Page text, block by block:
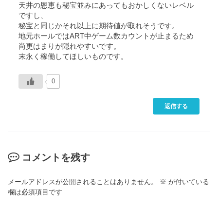
天井の恩恵も秘宝並みにあってもおかしくないレベル
ですし、
秘宝と同じかそれ以上に期待値が取れそうです。
地元ホールではART中ゲーム数カウントが止まるため
尚更はまりが隠れやすいです。
末永く稼働してほしいものです。
0
返信する
コメントを残す
メールアドレスが公開されることはありません。 ※ が付いている
欄は必須項目です